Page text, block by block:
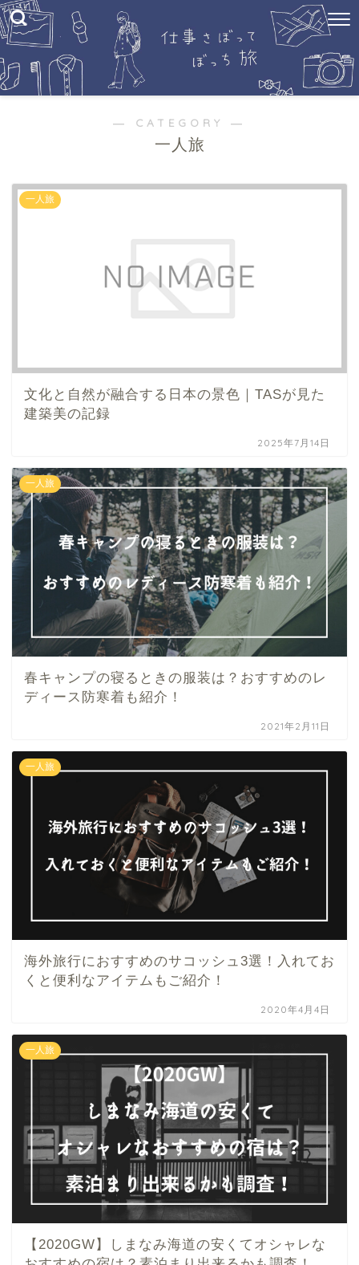
― CATEGORY ―
一人旅
一人旅
文化と自然が融合する日本の景色｜TASが見た
建築美の記録
2025年7月14日
一人旅
春キャンプの寝るときの服装は？おすすめのレ
ディース防寒着も紹介！
2021年2月11日
一人旅
海外旅行におすすめのサコッシュ3選！入れてお
くと便利なアイテムもご紹介！
2020年4月4日
一人旅
【2020GW】しまなみ海道の安くてオシャレな